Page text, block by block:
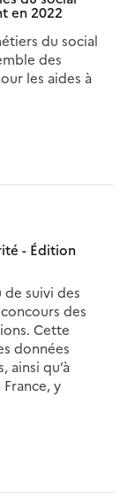
en 2022
du social
des
les aides à
- Édition
de suivi des
des
Cette
données
ainsi qu’à
y